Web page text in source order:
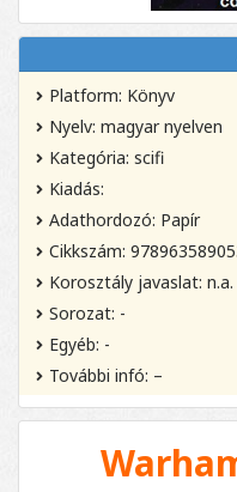
Platform: Könyv
Nyelv: magyar nyelven
Kategória: scifi
Kiadás:
Adathordozó: Papír
Cikkszám:
Korosztály javaslat: n.a.
Sorozat: -
Egyéb: -
További infó: –